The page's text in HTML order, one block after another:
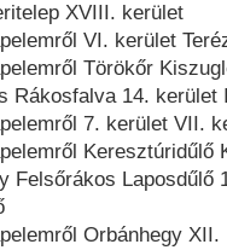
XVIII. kerület
VI. kerület
Törökőr
Rákosfalva 14. kerület
7. kerület VII.
Keresztúridűlő
Felsőrákos Laposdűlő
Orbánhegy